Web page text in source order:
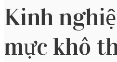
Kinh
mực khô